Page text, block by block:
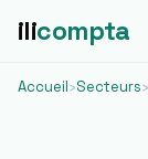
ilicompta
Accueil›Secteurs›